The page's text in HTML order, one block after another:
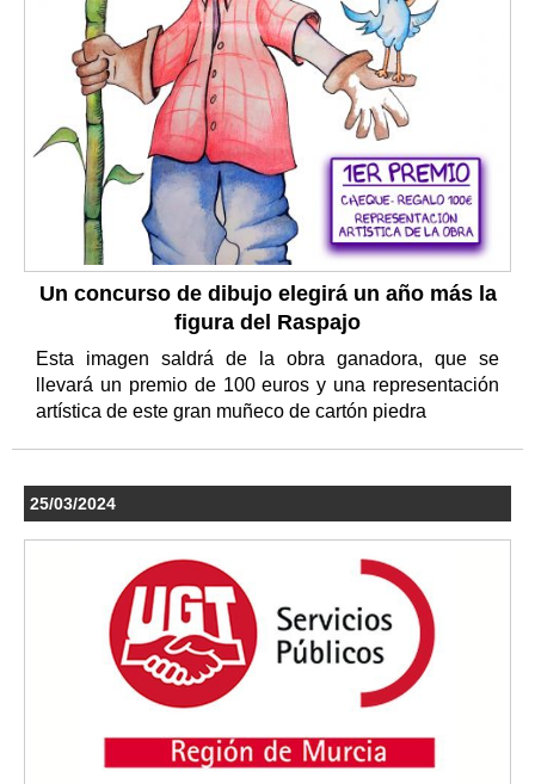
Un concurso de dibujo elegirá un año más la
figura del Raspajo
Esta imagen saldrá de la obra ganadora, que se
llevará un premio de 100 euros y una representación
artística de este gran muñeco de cartón piedra
25/03/2024